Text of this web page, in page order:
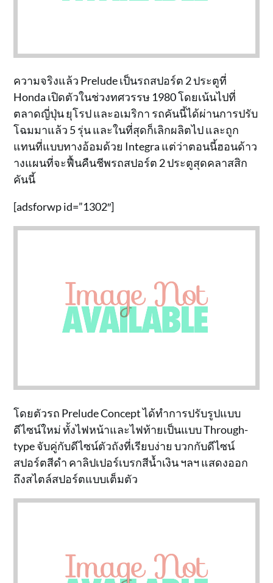
ความจริงแล้ว Prelude เป็นรถสปอร์ต 2 ประตูที่
Honda เปิดตัวในช่วงทศวรรษ 1980 โดยเน้นไปที่
ตลาดญี่ปุ่น ยุโรป และอเมริกา รถคันนี้ได้ผ่านการปรับ
โฉมมาแล้ว 5 รุ่น และในที่สุดก็เลิกผลิตไป และถูก
แทนที่แบบทางอ้อมด้วย Integra แต่ว่าตอนนี้ฮอนด้าว
างแผนที่จะฟื้นคืนชีพรถสปอร์ต 2 ประตูสุดคลาสสิก
คันนี้
[adsforwp id=”1302″]
โดยตัวรถ Prelude Concept ได้ทำการปรับรูปแบบ
ดีไซน์ใหม่ ทั้งไฟหน้าและไฟท้ายเป็นแบบ Through-
type จับคู่กับดีไซน์ตัวถังที่เรียบง่าย บวกกับดีไซน์
สปอร์ตสีดำ คาลิปเปอร์เบรกสีน้ำเงิน ฯลฯ แสดงออก
ถึงสไตล์สปอร์ตแบบเต็มตัว